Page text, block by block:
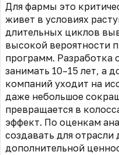
Для фармы это
живет в условиях
длительных циклов
высокой вероятности
программ.
занимать 10–15 лет, а
компаний уходит на
даже небольшое
превращается в
эффект. По оценкам
создавать для
дополнительной